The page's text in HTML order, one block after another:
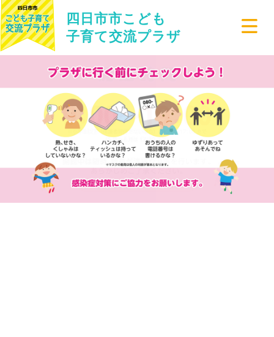
四日市市こども
子育て交流プラザ